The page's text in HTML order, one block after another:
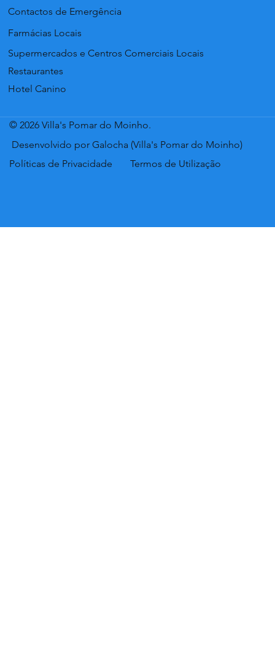
Contactos de Emergência
Farmácias Locais
Supermercados e Centros Comerciais Locais
Restaurantes
Hotel Canino
© 2026 Villa's Pomar do Moinho.
Desenvolvido por Galocha (Villa's Pomar do Moinho)
Políticas de Privacidade
Termos de Utilização